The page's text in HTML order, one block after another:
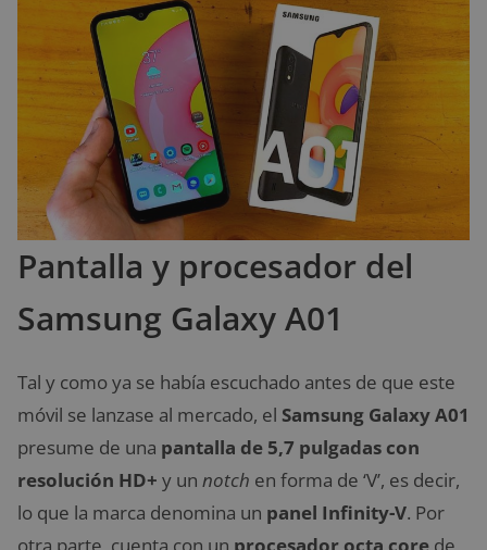
Pantalla y procesador del
Samsung Galaxy A01
Tal y como ya se había escuchado antes de que este
móvil se lanzase al mercado, el Samsung Galaxy A01
presume de una pantalla de 5,7 pulgadas con
resolución HD+ y un notch en forma de ‘V’, es decir,
lo que la marca denomina un panel Infinity-V. Por
otra parte, cuenta con un procesador octa core de